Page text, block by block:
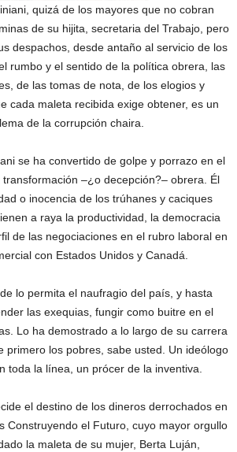
quizá de los mayores que no cobran
de su hijita, secretaria del Trabajo, pero
despachos, desde antaño al servicio de los
rumbo y el sentido de la política obrera, las
de las tomas de nota, de los elogios y
cada maleta recibida exige obtener, es un
de la corrupción chaira.
se ha convertido de golpe y porrazo en el
–¿o decepción?– obrera. Él
o inocencia de los trúhanes y caciques
a raya la productividad, la democracia
de las negociaciones en el rubro laboral en
con Estados Unidos y Canadá.
lo permita el naufragio del país, y hasta
las exequias, fungir como buitre en el
Lo ha demostrado a lo largo de su carrera
primero los pobres, sabe usted. Un ideólogo
toda la línea, un prócer de la inventiva.
el destino de los dineros derrochados en
Construyendo el Futuro, cuyo mayor orgullo
la maleta de su mujer, Berta Luján,